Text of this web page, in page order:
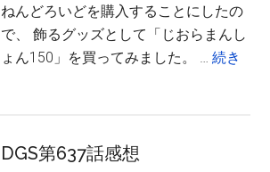
ケ
Blu-
rayBOX&CD
念
ねんどろいどを購入することにしたの
で、 飾るグッズとして「じおらまんし
ょん150」を買ってみました。 …続き
DGS第637話感想